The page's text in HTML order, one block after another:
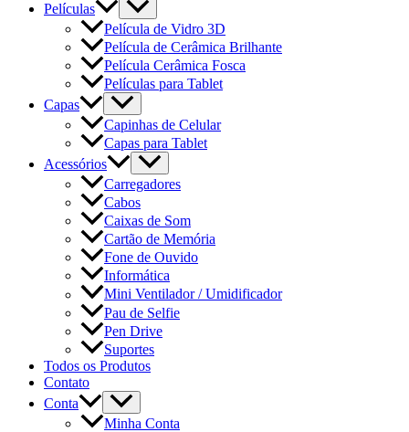
Películas
Película de Vidro 3D
Película de Cerâmica Brilhante
Película Cerâmica Fosca
Películas para Tablet
Capas
Capinhas de Celular
Capas para Tablet
Acessórios
Carregadores
Cabos
Caixas de Som
Cartão de Memória
Fone de Ouvido
Informática
Mini Ventilador / Umidificador
Pau de Selfie
Pen Drive
Suportes
Todos os Produtos
Contato
Conta
Minha Conta